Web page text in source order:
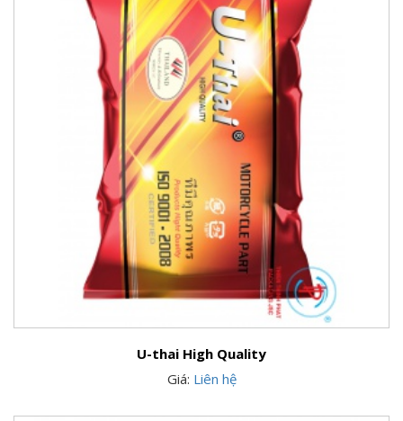
U-thai High Quality
Giá: Liên hệ